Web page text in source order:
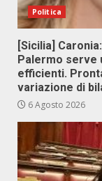
Politica
[Sicilia]
Palermo serve
efficienti.
variazione di
6 Agosto 2026